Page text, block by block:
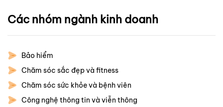
Các nhóm ngành kinh doanh
Bảo hiểm
Chăm sóc sắc đẹp và fitness
Chăm sóc sức khỏe và bệnh viên
Công nghệ thông tin và viễn thông